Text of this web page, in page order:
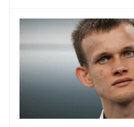
L’offre d’ETH dépasse son